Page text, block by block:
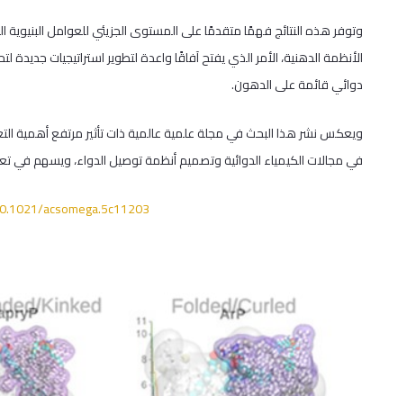
وتوفر هذه النتائج فهمًا متقدمًا على المستوى الجزيئي للعوامل البنيوية
الأنظمة الدهنية، الأمر الذي يفتح آفاقًا واعدة لتطوير استراتيجيات
دوائي قائمة على الدهون.
ويعكس نشر هذا البحث في مجلة علمية عالمية ذات تأثير مرتفع أهمية
في مجالات الكيمياء الدوائية وتصميم أنظمة توصيل الدواء، ويسهم في
acsomega.5c11203